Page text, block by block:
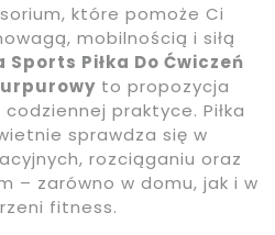
które pomoże Ci
mobilnością i siłą
Sports Piłka Do Ćwiczeń
to propozycja
praktyce. Piłka
sprawdza się w
rozciąganiu oraz
– zarówno w domu, jak i w
fitness.